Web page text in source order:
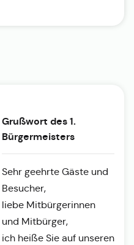
Grußwort des 1.
Bürgermeisters
Sehr geehrte Gäste und
Besucher,
liebe Mitbürgerinnen
und Mitbürger,
ich heiße Sie auf unseren